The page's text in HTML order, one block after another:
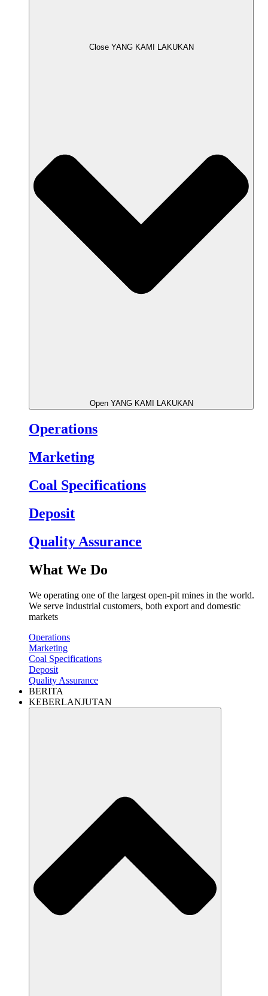
Close YANG KAMI LAKUKAN
Open YANG KAMI LAKUKAN
Operations
Marketing
Coal Specifications
Deposit
Quality Assurance
What We Do
We operating one of the largest open-pit mines in the world.
We serve industrial customers, both export and domestic
markets
Operations
Marketing
Coal Specifications
Deposit
Quality Assurance
BERITA
KEBERLANJUTAN